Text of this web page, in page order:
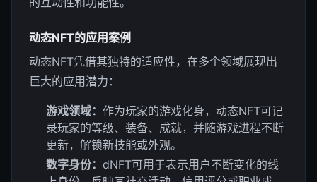
动态NFT的应用案例
动态NFT凭借其独特的适应性，在多个领域展现出
巨大的应用潜力：
游戏领域： 作为玩家的游戏化身，动态NFT可记
录玩家的等级、装备、成就，并随游戏进程不断
更新，解锁新技能或外观。
数字身份： dNFT可用于表示用户不断变化的线